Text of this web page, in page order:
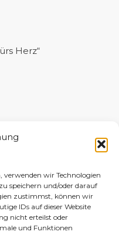
verwenden wir Technologien
speichern und/oder darauf
zustimmst, können wir
IDs auf dieser Website
nicht erteilst oder
und Funktionen
Herz“